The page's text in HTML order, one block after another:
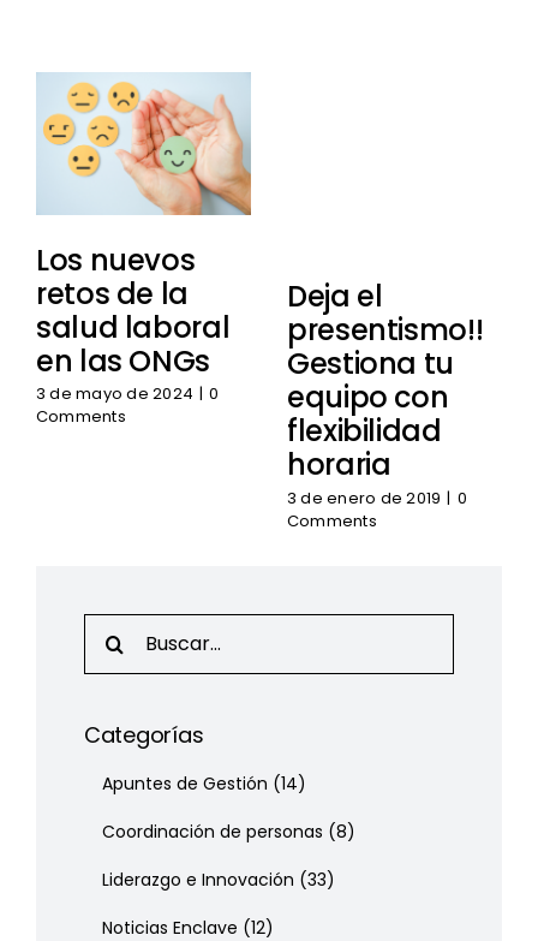
Los nuevos
retos de la
salud laboral
en las ONGs
3 de mayo de 2024 | 0
Comments
Deja el
presentismo!!
Gestiona tu
equipo con
flexibilidad
horaria
3 de enero de 2019 | 0
Comments
Search
Categorías
Apuntes de Gestión (14)
Coordinación de personas (8)
Liderazgo e Innovación (33)
Noticias Enclave (12)